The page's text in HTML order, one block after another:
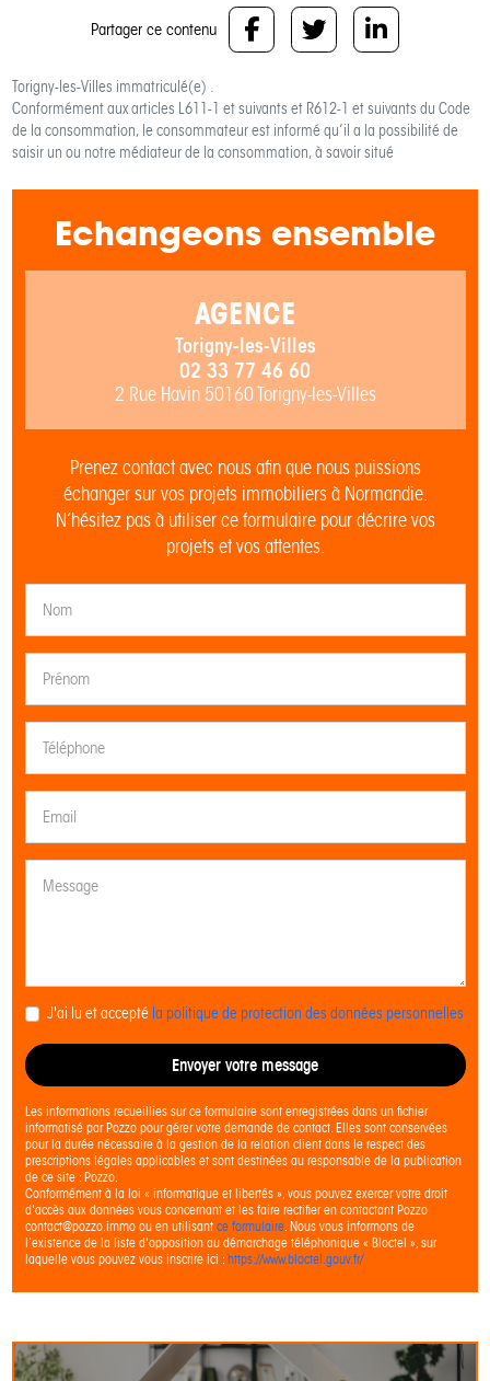
Partager ce contenu
Torigny-les-Villes immatriculé(e) .
Conformément aux articles L611-1 et suivants et R612-1 et suivants du Code
de la consommation, le consommateur est informé qu’il a la possibilité de
saisir un ou notre médiateur de la consommation, à savoir situé
Echangeons ensemble
AGENCE
Torigny-les-Villes
02 33 77 46 60
2 Rue Havin 50160 Torigny-les-Villes
Prenez contact avec nous afin que nous puissions
échanger sur vos projets immobiliers à Normandie.
N’hésitez pas à utiliser ce formulaire pour décrire vos
projets et vos attentes.
J'ai lu et accepté la politique de protection des données personnelles
Envoyer votre message
Les informations recueillies sur ce formulaire sont enregistrées dans un fichier
informatisé par Pozzo pour gérer votre demande de contact. Elles sont conservées
pour la durée nécessaire à la gestion de la relation client dans le respect des
prescriptions légales applicables et sont destinées au responsable de la publication
de ce site : Pozzo.
Conformément à la loi « informatique et libertés », vous pouvez exercer votre droit
d'accès aux données vous concernant et les faire rectifier en contactant Pozzo
contact@pozzo.immo ou en utilisant ce formulaire. Nous vous informons de
l’existence de la liste d'opposition au démarchage téléphonique « Bloctel », sur
laquelle vous pouvez vous inscrire ici : https://www.bloctel.gouv.fr/